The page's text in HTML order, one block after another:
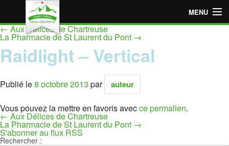
MENU
Accueil
Espace « Employeur »
Espace « Particulier »
Points de vente adhérents
Devenir point de vente adhérent
←Aux Délices de Chartreuse
La Pharmacie de St Laurent du Pont →
Raidlight – Vertical
Publié le8 octobre 2013 par auteur
Vous pouvez la mettre en favoris avecce permalien.
← Aux Délices de Chartreuse
La Pharmacie de St Laurent du Pont →
S'abonner au flux RSS
Rechercher :